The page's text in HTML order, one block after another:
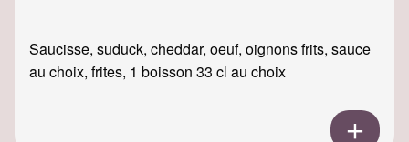
Saucisse, suduck, cheddar, oeuf, oignons frits, sauce
au choix, frites, 1 boisson 33 cl au choix